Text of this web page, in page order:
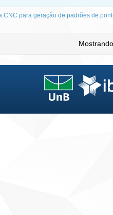
CNC para geração de padrões de